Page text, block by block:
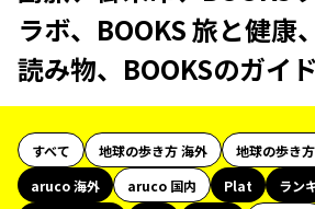
ラボ、BOOKS 旅と健康
読み物、BOOKSのガイ
すべて 地球の歩き方 海外
地球の歩き
aruco 海外
aruco 国内 Plat
ラン